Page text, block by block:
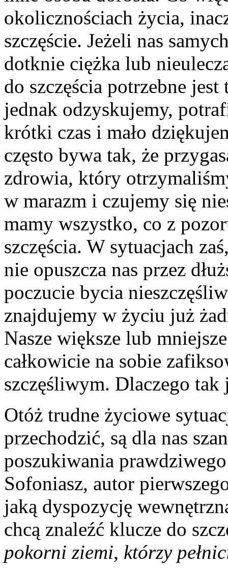
okolicznościach życia,
szczęście. Jeżeli nas
dotknie ciężka lub
do szczęścia potrzebne
jednak odzyskujemy,
krótki czas i mało
często bywa tak, że
zdrowia, który
w marazm i czujemy się
mamy wszystko, co z
szczęścia. W sytuacjach
nie opuszcza nas przez
poczucie bycia
znajdujemy w życiu już
Nasze większe lub
całkowicie na sobie
szczęśliwym. Dlaczego tak
Otóż trudne życiowe
przechodzić, są dla nas
poszukiwania
Sofoniasz, autor
jaką dyspozycję
chcą znaleźć klucze do
pokorni ziemi, którzy